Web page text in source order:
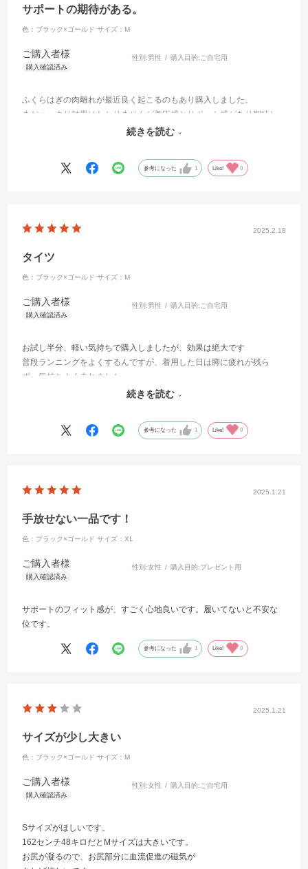
サポートの期待がある。
色：ブラック×ゴールド サイズ：M
ご購入者様 性別:男性 購入目的:ご自宅用
ふくらはぎの肉離れが最近良く起こるのもあり購入しました。
まだハッキリ効果はわかりませんが着圧感とサポート感があり期待し
続きを読む
参考になった 1 Like! 0
2025.2.18
タイツ
色：ブラック×ゴールド サイズ：M
ご購入者様 性別:男性 購入目的: ご自宅用
お試し半分、軽い気持ちで購入しましたが、効果は絶大です
普段ランニングをよくするんですが、着用した日は脚に疲れが残ら
ず 気持ちよく走れました
とても良い商品だと思います続きを読む
参考になった 1 Like! 0
2025.1.21
手放せない一品です！
色：ブラック×ゴールド サイズ：XL
ご購入者様 性別:女性 購入目的:プレゼント用
サポートのフィット感が、すごく心地良いです。履いてないと不安な
位です。
参考になった 1 Like! 0
2025.1.21
サイズが少し大きい
色：ブラック×ゴールド サイズ：M
ご購入者様 性別:女性 購入目的:ご自宅用
Sサイズがほしいです。
162センチ48キロだとMサイズは大きいです。
お尻が凝るので、お尻部分に血流促進の磁気が